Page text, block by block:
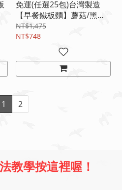
免運(任選25包)台灣製造
【早餐鐵板麵】蘑菇/黑胡
椒(25組入)
NT$1,475
NT$748
1 2
教學按這裡喔！